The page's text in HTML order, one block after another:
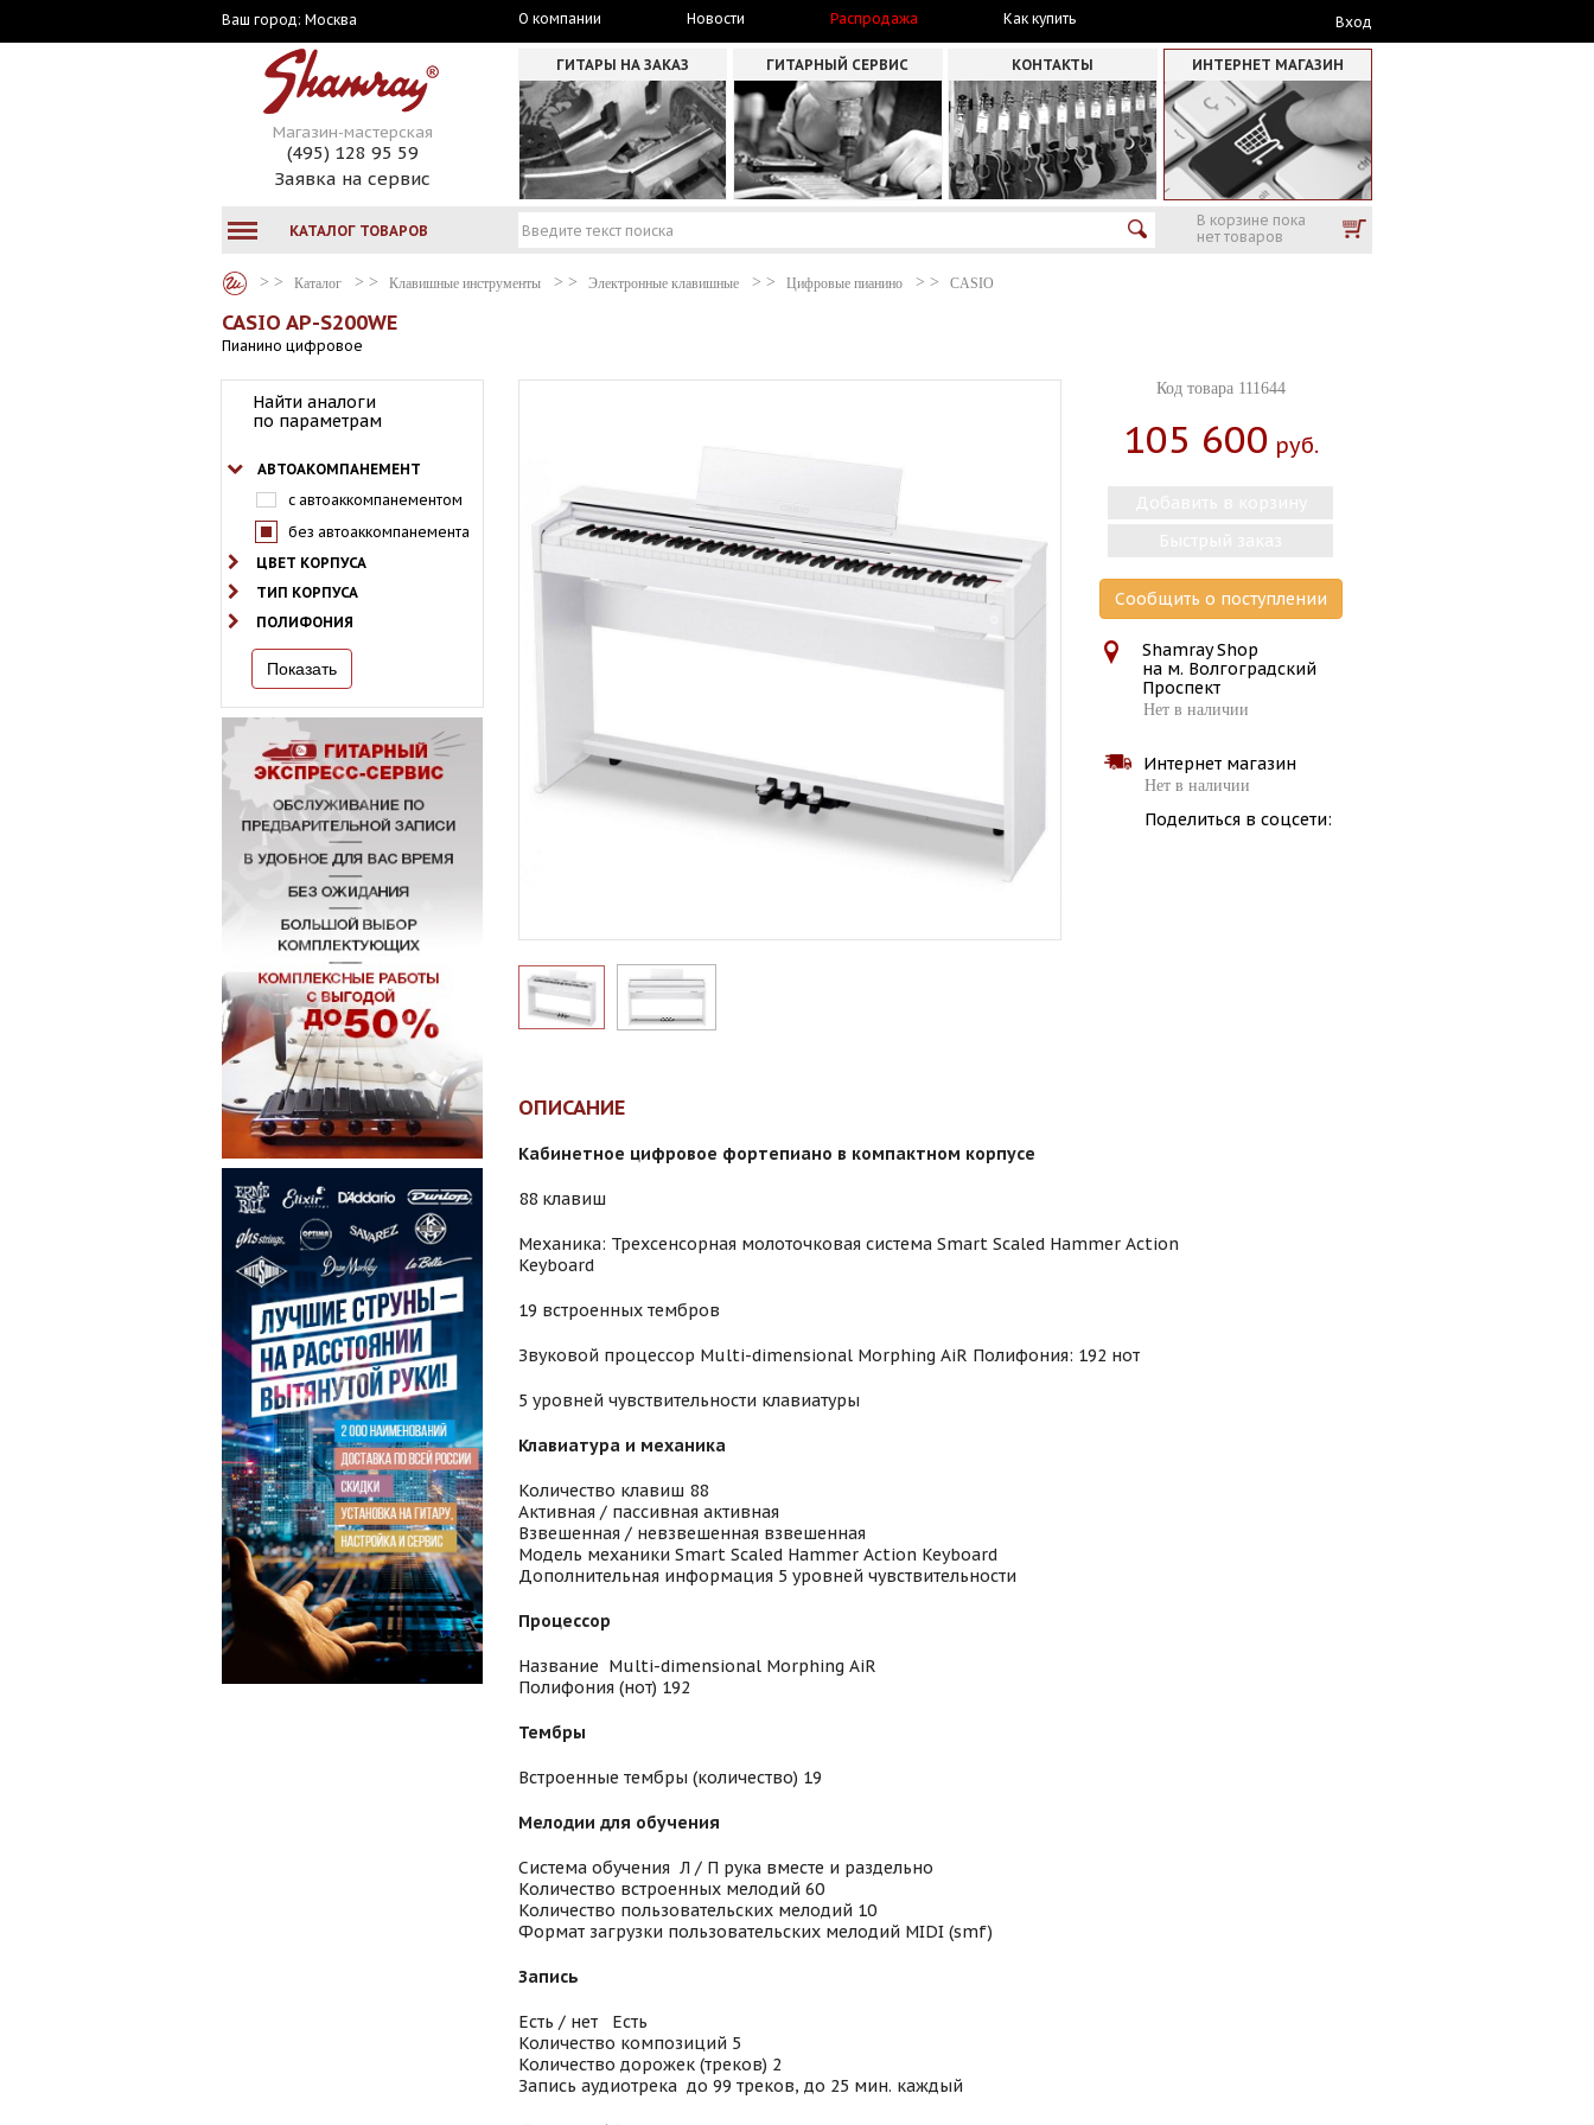
Ваш город: Москва О компании Новости Распродажа Как купить Вход
Магазин-мастерская
(495) 128 95 59
Заявка на сервис
ГИТАРЫ НА ЗАКАЗ ГИТАРНЫЙ СЕРВИС КОНТАКТЫ ИНТЕРНЕТ МАГАЗИН
КАТАЛОГ ТОВАРОВ
В корзине пока
нет товаров
Каталог Клавишные инструменты Электронные клавишные Цифровые пианино CASIO
CASIO AP-S200WE
Пианино цифровое
Найти аналоги
по параметрам
АВТОАКОМПАНЕМЕНТ
с автоаккомпанементом
без автоаккомпанемента
ЦВЕТ КОРПУСА
ТИП КОРПУСА
ПОЛИФОНИЯ
Код товара 111644
105 600 Руб.
Сообщить о поступлении
Shamray Shop
на м. Волгоградский
Проспект
Нет в наличии
Интернет магазин
Нет в наличии
Поделиться в соцсети:
ОПИСАНИЕ
Кабинетное цифровое фортепиано в компактном корпусе
88 клавиш
Механика: Трехсенсорная молоточковая система Smart Scaled Hammer Action
Keyboard
19 встроенных тембров
Звуковой процессор Multi-dimensional Morphing AiR Полифония: 192 нот
5 уровней чувствительности клавиатуры
Клавиатура и механика
Количество клавиш 88
Активная / пассивная активная
Взвешенная / невзвешенная взвешенная
Модель механики Smart Scaled Hammer Action Keyboard
Дополнительная информация 5 уровней чувствительности
Процессор
Название Multi-dimensional Morphing AiR
Полифония (нот) 192
Тембры
Встроенные тембры (количество) 19
Мелодии для обучения
Система обучения Л / П рука вместе и раздельно
Количество встроенных мелодий 60
Количество пользовательских мелодий 10
Формат загрузки пользовательских мелодий MIDI (smf)
Запись
Есть / нет Есть
Количество композиций 5
Количество дорожек (треков) 2
Запись аудиотрека до 99 треков, до 25 мин. каждый